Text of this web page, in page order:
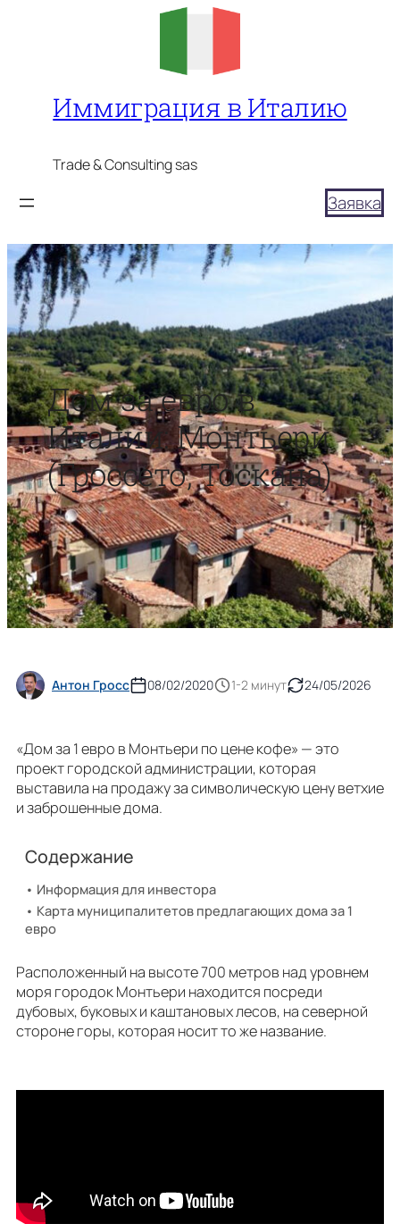
Иммиграция в Италию
Trade & Consulting sas
Заявка
Дом за евро в
Италии: Монтьери
(Гроссето, Тоскана)
Антон Гросс 08/02/2020 1-2 минут 24/05/2026
«Дом за 1 евро в Монтьери по цене кофе» — это
проект городской администрации, которая
выставила на продажу за символическую цену ветхие
и заброшенные дома.
Содержание
Информация для инвестора
Карта муниципалитетов предлагающих дома за 1
евро
Расположенный на высоте 700 метров над уровнем
моря городок Монтьери находится посреди
дубовых, буковых и каштановых лесов, на северной
стороне горы, которая носит то же название.